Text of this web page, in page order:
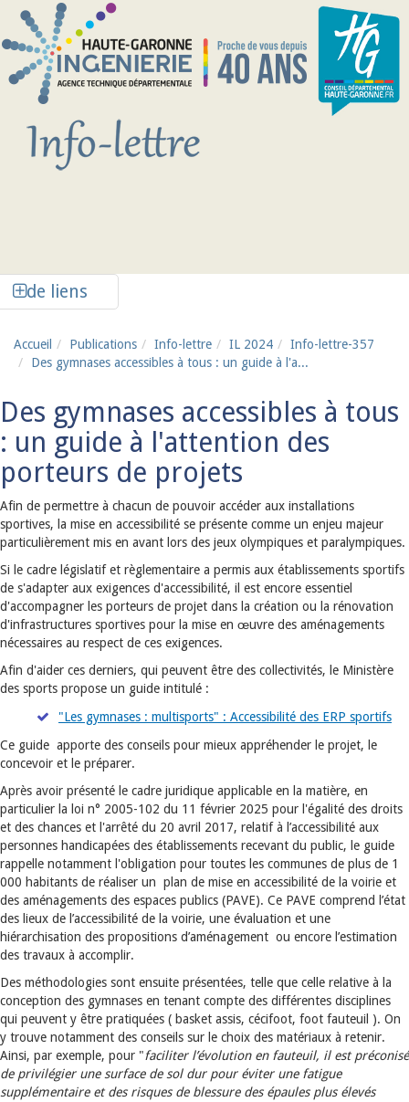
Aller au contenu principal
de liens
Accueil Publications Info-lettre IL 2024
Info-lettre-357
Des gymnases accessibles à tous : un guide à l'a...
Des gymnases accessibles à tous
: un guide à l'attention des
porteurs de projets
Afin de permettre à chacun de pouvoir accéder aux installations
sportives, la mise en accessibilité se présente comme un enjeu majeur
particulièrement mis en avant lors des jeux olympiques et paralympiques.
Si le cadre législatif et règlementaire a permis aux établissements sportifs
de s'adapter aux exigences d'accessibilité, il est encore essentiel
d'accompagner les porteurs de projet dans la création ou la rénovation
d'infrastructures sportives pour la mise en œuvre des aménagements
nécessaires au respect de ces exigences.
Afin d'aider ces derniers, qui peuvent être des collectivités, le Ministère
des sports propose un guide intitulé :
"Les gymnases : multisports" : Accessibilité des ERP sportifs
Ce guide apporte des conseils pour mieux appréhender le projet, le
concevoir et le préparer.
Après avoir présenté le cadre juridique applicable en la matière, en
particulier la loi n° 2005-102 du 11 février 2025 pour l'égalité des droits
et des chances et l'arrêté du 20 avril 2017, relatif à l’accessibilité aux
personnes handicapées des établissements recevant du public, le guide
rappelle notamment l'obligation pour toutes les communes de plus de 1
000 habitants de réaliser un plan de mise en accessibilité de la voirie et
des aménagements des espaces publics (PAVE). Ce PAVE comprend l’état
des lieux de l’accessibilité de la voirie, une évaluation et une
hiérarchisation des propositions d’aménagement ou encore l’estimation
des travaux à accomplir.
Des méthodologies sont ensuite présentées, telle que celle relative à la
conception des gymnases en tenant compte des différentes disciplines
qui peuvent y être pratiquées ( basket assis, cécifoot, foot fauteuil ). On
y trouve notamment des conseils sur le choix des matériaux à retenir.
Ainsi, par exemple, pour "faciliter l’évolution en fauteuil, il est préconisé
de privilégier une surface de sol dur pour éviter une fatigue
supplémentaire et des risques de blessure des épaules plus élevés